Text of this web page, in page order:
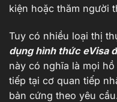
kiện hoặc thăm người
Tuy có nhiều loại thị
dụng hình thức eVisa
này có nghĩa là mọi
tiếp tại cơ quan tiếp
bản cứng theo yêu